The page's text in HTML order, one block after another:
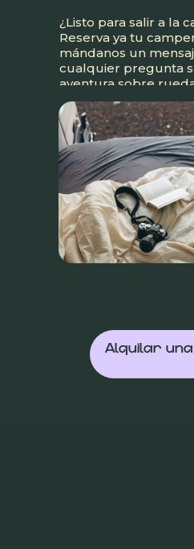
¿Listo para salir a la
Reserva ya tu
mándanos un
cualquier pregunta
aventura sobre
Miguel.
Alquilar